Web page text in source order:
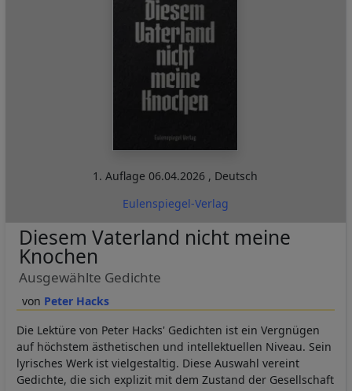
1. Auflage06.04.2026 , Deutsch
Eulenspiegel-Verlag
Peter Hacks
Diesem Vaterland nicht meine
Knochen
Ausgewählte Gedichte
Die Lektüre von Peter Hacks' Gedichten ist ein Vergnügen
auf höchstem ästhetischen und intellektuellen Niveau. Sein
lyrisches Werk ist vielgestaltig. Diese Auswahl vereint
Gedichte, die sich explizit mit dem Zustand der Gesellschaft